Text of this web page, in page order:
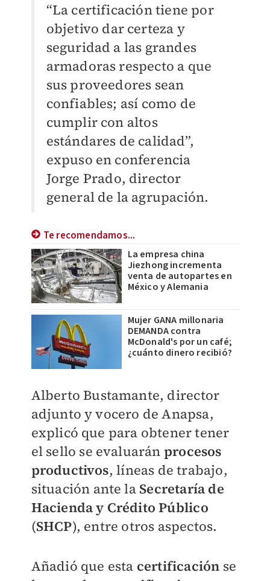
“La certificación tiene por
objetivo dar certeza y
seguridad a las grandes
armadoras respecto a que
sus proveedores sean
confiables; así como de
cumplir con altos
estándares de calidad”,
expuso en conferencia
Jorge Prado, director
general de la agrupación.
Te recomendamos...
La empresa china
Jiezhong incrementa
venta de autopartes en
México y Alemania
Mujer GANA millonaria
DEMANDA contra
McDonald's por un café;
¿cuánto dinero recibió?
Alberto Bustamante, director
adjunto y vocero de Anapsa,
explicó que para obtener tener
el sello se evaluarán procesos
productivos, líneas de trabajo,
situación ante la Secretaría de
Hacienda y Crédito Público
(SHCP), entre otros aspectos.
Añadió que esta certificación se